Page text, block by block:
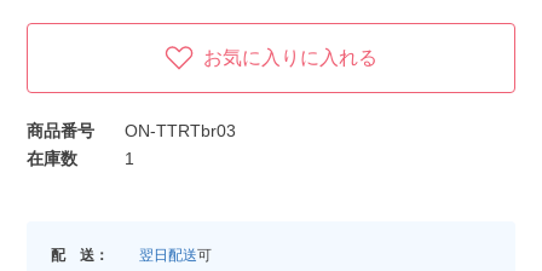
お気に入りに入れる
商品番号
ON-TTRTbr03
在庫数
1
配 送： 翌日配送可